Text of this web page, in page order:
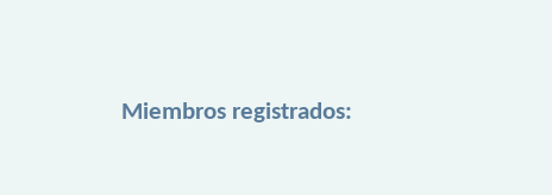
Miembros registrados: